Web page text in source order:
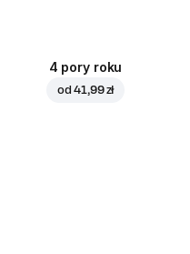
4 pory roku
od41,99 zł